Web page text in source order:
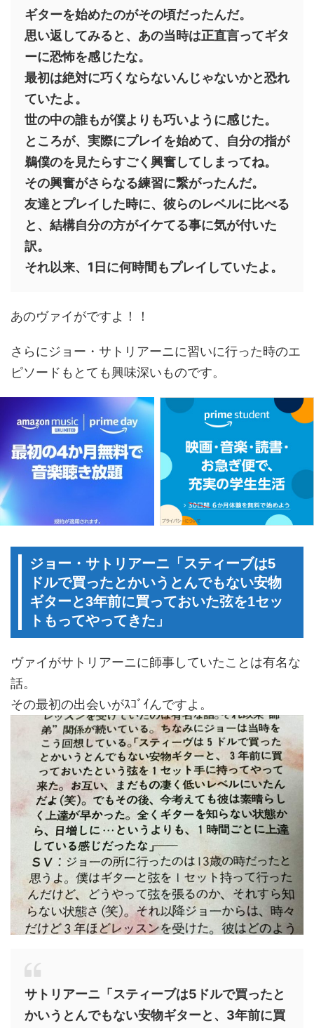
ギターを始めたのがその頃だったんだ。
思い返してみると、あの当時は正直言ってギタ
ーに恐怖を感じたな。
最初は絶対に巧くならないんじゃないかと恐れ
ていたよ。
世の中の誰もが僕よりも巧いように感じた。
ところが、実際にプレイを始めて、自分の指が
鵜僕のを見たらすごく興奮してしまってね。
その興奮がさらなる練習に繋がったんだ。
友達とプレイした時に、彼らのレベルに比べる
と、結構自分の方がイケてる事に気が付いた
訳。
それ以来、1日に何時間もプレイしていたよ。
あのヴァイがですよ！！
さらにジョー・サトリアーニに習いに行った時のエ
ピソードもとても興味深いものです。
ジョー・サトリアーニ「スティーブは5
ドルで買ったとかいうとんでもない安物
ギターと3年前に買っておいた弦を1セッ
トもってやってきた」
ヴァイがサトリアーニに師事していたことは有名な
話。
その最初の出会いがｽｺﾞｲんですよ。
サトリアーニ「スティーブは5ドルで買ったと
かいうとんでもない安物ギターと、3年前に買